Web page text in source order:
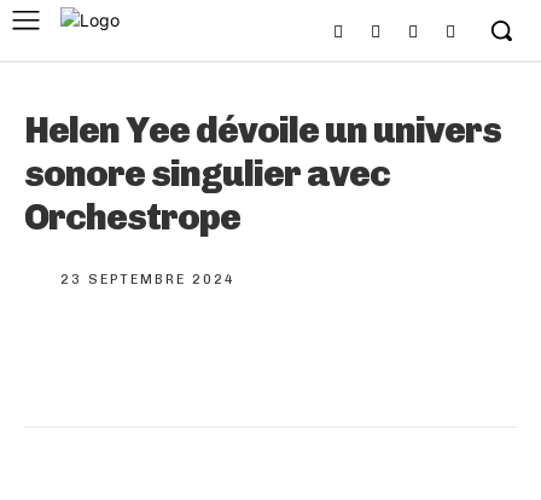
Helen Yee dévoile un univers
sonore singulier avec
Orchestrope
23 SEPTEMBRE 2024